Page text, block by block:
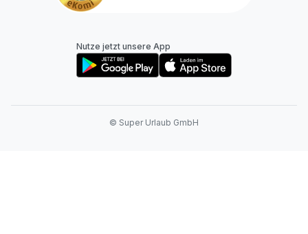
Nutze jetzt unsere App
© Super Urlaub GmbH